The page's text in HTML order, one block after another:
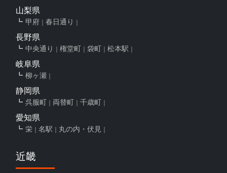
山梨県
甲府 春日通り
長野県
中央通り 権堂町 袋町 松本駅
岐阜県
柳ヶ瀬
静岡県
呉服町 両替町 千歳町
愛知県
栄 名駅 丸の内・伏見
近畿